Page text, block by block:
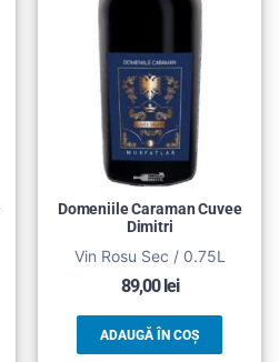
Domeniile Caraman Cuvee
Dimitri
Vin Rosu Sec / 0.75L
89,00lei
ADAUGĂ ÎN COȘ